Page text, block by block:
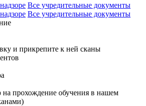
Все учредительные документы
Все учредительные документы
и прикрепите к ней сканы
прохождение обучения в нашем